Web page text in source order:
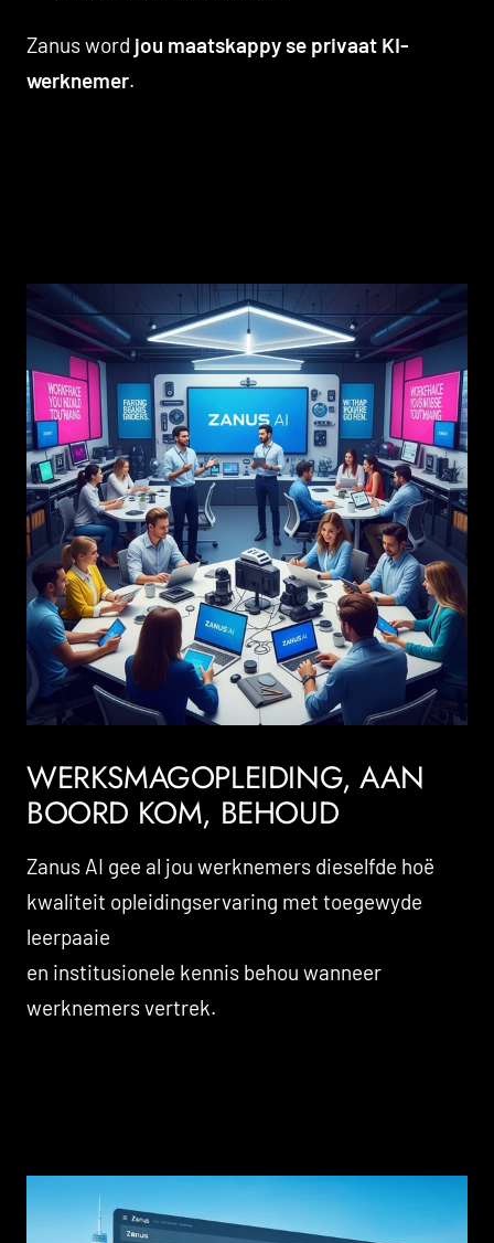
Zanus word jou maatskappy se privaat KI-
werknemer.
WERKSMAGOPLEIDING, AAN
BOORD KOM, BEHOUD
Zanus AI gee al jou werknemers dieselfde hoë
kwaliteit opleidingservaring met toegewyde
leerpaaie
en institusionele kennis behou wanneer
werknemers vertrek.